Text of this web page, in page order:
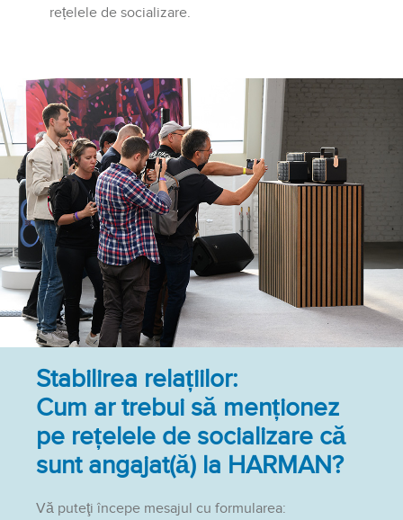
rețelele de socializare.
Stabilirea relațiilor:
Cum ar trebui să menționez
pe rețelele de socializare că
sunt angajat(ă) la HARMAN?
Vă puteţi începe mesajul cu formularea: